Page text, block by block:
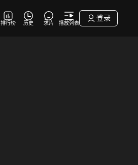
排行榜 历史 求片 播放列表
登录